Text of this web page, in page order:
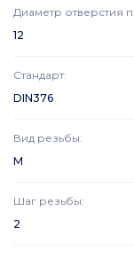
Диаметр отверстия
12
Стандарт:
DIN376
Вид резьбы:
M
Шаг резьбы:
2